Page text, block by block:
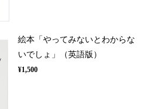
絵本「やってみないとわからな
いでしょ」（英語版）
¥1,500